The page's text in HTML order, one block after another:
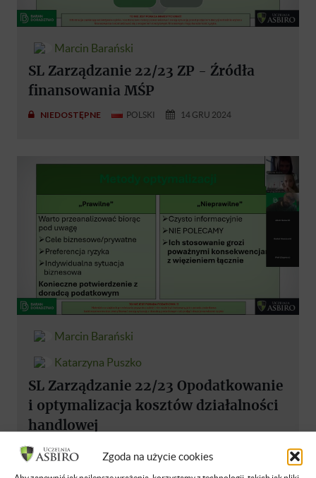
Zgoda na użycie cookies
Marcin Barański
SL Zarządzanie 22/23 ZP - Źródła
finansowania MŚP
NIEDOSTĘPNE POLSKI 14 GRU 2024
Marcin Barański
Katarzyna Puszko
SL Zarządzanie 22/23 Opodatkowanie
i optymalizacja kosztów działalności
handlowej
NIEDOSTĘPNE